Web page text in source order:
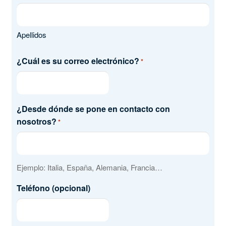
Apellidos
¿Cuál es su correo electrónico? *
¿Desde dónde se pone en contacto con
nosotros? *
Ejemplo: Italia, España, Alemania, Francia…
Teléfono (opcional)